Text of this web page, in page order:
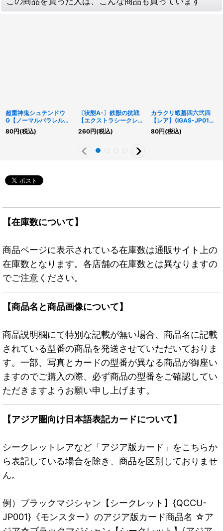
超重神鬼シュテンドウ
G【ノーマルパラレル】
{DBLE-JP018}《シンク
ロ》
80円(税込)
〔状態A-〕鉄獣の抗戦
【エクストラシークレッ
ト】{RC04-JP080}
《罠》
260円(税込)
カラクリ蝦蟇四六弐四
【レア】{IGAS-JP015}
《モンスター》
80円(税込)
【在庫数について】
商品ページに表示されている在庫数は通販サイト上の
在庫数となります。各店舗の在庫数とは異なりますの
でご注意ください。
【商品名と商品画像について】
商品説明欄にて特別な記載が無い場合、商品名に記載
されている型番の商品を発送させていただいておりま
す。一部、写真とカードの型番が異なる商品が御座い
ますのでご購入の際、必ず商品の型番をご確認してい
ただきますようお願い申し上げます。
【アジア圏向け日本語表記カードについて】
シークレットレアなど「アジア版カード」をこちらか
ら表記している場合を除き、商品を区別しておりませ
ん。
例）ブラックマジシャン【シークレット】{QCCU-
JP001}《モンスター》のアジア版カード商品名 ☆ア